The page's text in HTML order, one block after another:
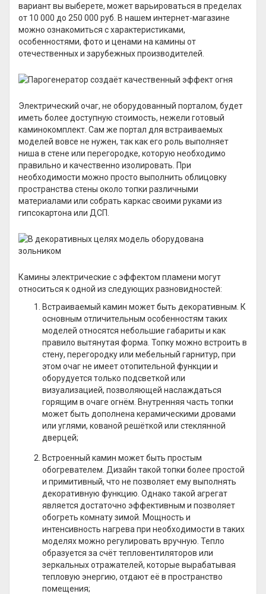
вариант вы выберете, может варьироваться в пределах
от 10 000 до 250 000 руб. В нашем интернет-магазине
можно ознакомиться с характеристиками,
особенностями, фото и ценами на камины от
отечественных и зарубежных производителей.
Электрический очаг, не оборудованный порталом, будет
иметь более доступную стоимость, нежели готовый
каминокомплект. Сам же портал для встраиваемых
моделей вовсе не нужен, так как его роль выполняет
ниша в стене или перегородке, которую необходимо
правильно и качественно изолировать. При
необходимости можно просто выполнить облицовку
пространства стены около топки различными
материалами или собрать каркас своими руками из
гипсокартона или ДСП.
Камины электрические с эффектом пламени могут
относиться к одной из следующих разновидностей:
Встраиваемый камин может быть декоративным. К
основным отличительным особенностям таких
моделей относятся небольшие габариты и как
правило вытянутая форма. Топку можно встроить в
стену, перегородку или мебельный гарнитур, при
этом очаг не имеет отопительной функции и
оборудуется только подсветкой или
визуализацией, позволяющей наслаждаться
горящим в очаге огнём. Внутренняя часть топки
может быть дополнена керамическими дровами
или углями, кованой решёткой или стеклянной
дверцей;
Встроенный камин может быть простым
обогревателем. Дизайн такой топки более простой
и примитивный, что не позволяет ему выполнять
декоративную функцию. Однако такой агрегат
является достаточно эффективным и позволяет
обогреть комнату зимой. Мощность и
интенсивность нагрева при необходимости в таких
моделях можно регулировать вручную. Тепло
образуется за счёт тепловентиляторов или
зеркальных отражателей, которые вырабатывая
тепловую энергию, отдают её в пространство
помещения;